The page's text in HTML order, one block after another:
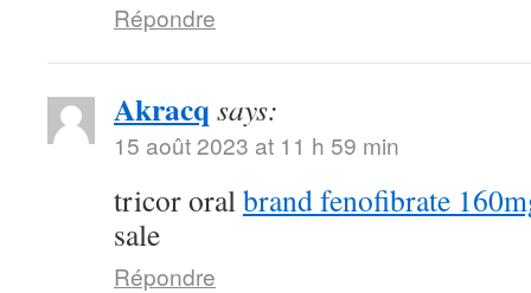
Répondre
Akracq says:
15 août 2023 at 11 h 59 min
tricor oralbrand fenofibrate
sale
Répondre